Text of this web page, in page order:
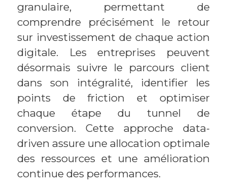
granulaire, permettant de
comprendre précisément le retour
sur investissement de chaque action
digitale. Les entreprises peuvent
désormais suivre le parcours client
dans son intégralité, identifier les
points de friction et optimiser
chaque étape du tunnel de
conversion. Cette approche data-
driven assure une allocation optimale
des ressources et une amélioration
continue des performances.